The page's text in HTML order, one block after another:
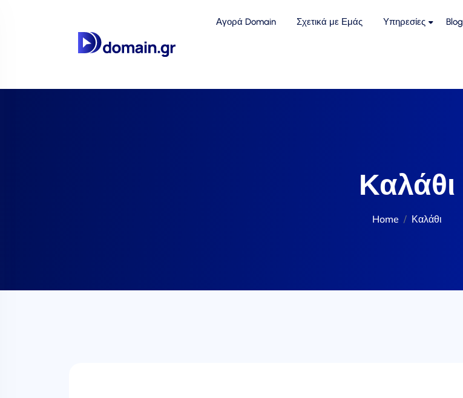
Αγορά Domain Σχετικά με Εμάς Υπηρεσίες Blog
Καλάθι
Home Καλάθι